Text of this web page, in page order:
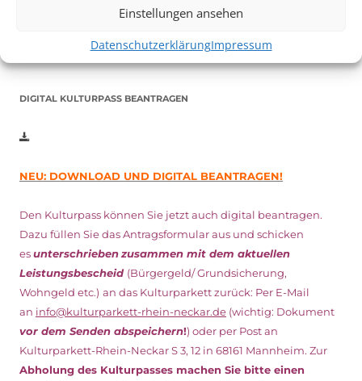
Einstellungen ansehen
DatenschutzerklärungImpressum
Minuten vor Beginn des Films und solange der Vorrat reicht!
Weitere Details zum Festival finden SieHIER
DIGITAL KULTURPASS BEANTRAGEN
NEU: DOWNLOAD UND DIGITAL BEANTRAGEN!
Den Kulturpass können Sie jetzt auch digital beantragen.
Dazu füllen Sie das Antragsformular aus und schicken
esunterschriebenzusammen mit dem aktuellen
Leistungsbescheid (Bürgergeld/ Grundsicherung,
Wohngeld etc.) an das Kulturparkett zurück: Per E-Mail
an info@kulturparkett-rhein-neckar.de (wichtig: Dokument
vor dem Senden abspeichern!) oder per Post an
Kulturparkett-Rhein-Neckar S 3, 12 in 68161 Mannheim. Zur
Abholung des Kulturpasses machen Sie bitte einen